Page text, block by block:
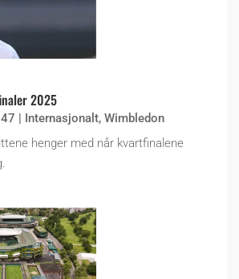
2025
| Internasjonalt, Wimbledon
henger med når kvartfinalene